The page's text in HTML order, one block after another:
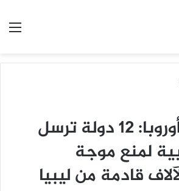
الهجرة إلى أوروبا: 12 دولة ترسل
لمنع موجة
قادمة من ليبيا